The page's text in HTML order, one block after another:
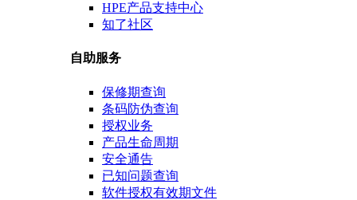
HPE产品支持中心
知了社区
自助服务
保修期查询
条码防伪查询
授权业务
产品生命周期
安全通告
已知问题查询
软件授权有效期文件